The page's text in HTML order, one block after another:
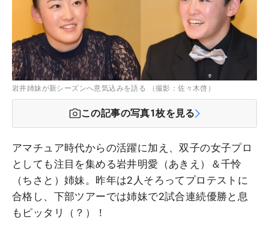
岩井姉妹が新シーズンへ意気込みを語る （撮影：佐々木啓）
この記事の写真1枚を見る
アマチュア時代からの活躍に加え、双子の女子プロ
としても注目を集める岩井明愛（あきえ）＆千怜
（ちさと）姉妹。昨年は2人そろってプロテストに
合格し、下部ツアーでは姉妹で2試合連続優勝と息
もピッタリ（？）！